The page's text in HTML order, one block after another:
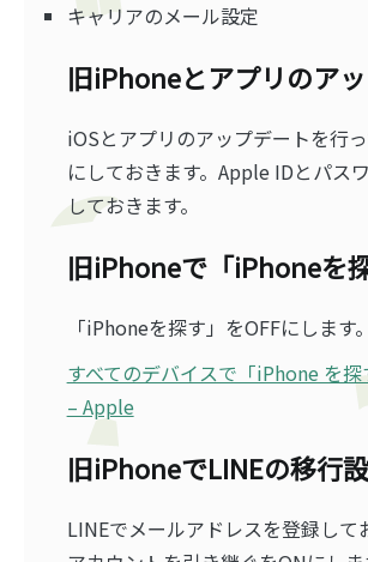
キャリアのメール設定
旧iPhoneとアプリのア
iOSとアプリのアップデートを行
にしておきます。Apple IDとパス
しておきます。
旧iPhoneで「iPhoneを
「iPhoneを探す」をOFFにします。
すべてのデバイスで「iPhone を
– Apple
旧iPhoneでLINEの移行
LINEでメールアドレスを登録して